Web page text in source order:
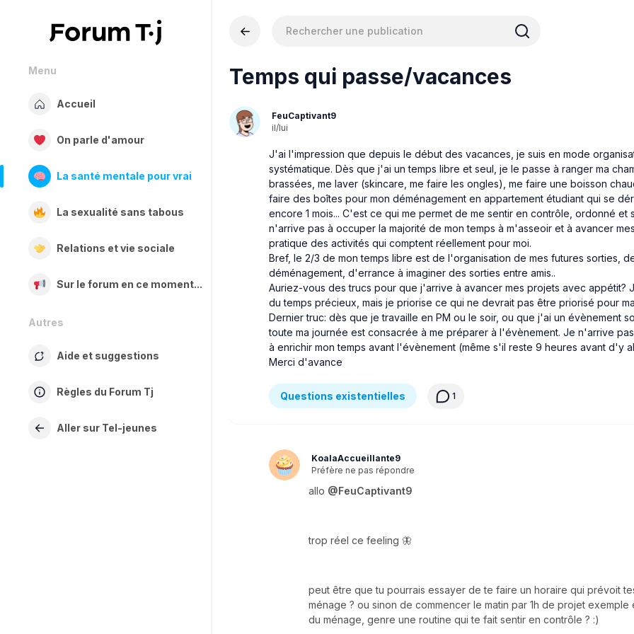
Menu
Accueil
On parle d'amour
La santé mentale pour vrai
La sexualité sans tabous
Relations et vie sociale
Sur le forum en ce moment...
Autres
Aide et suggestions
Règles du Forum Tj
Aller sur Tel-jeunes
Temps qui passe/vacances
FeuCaptivant9
il/lui
J'ai l'impression que depuis le début des vacances, je suis en mode
systématique. Dès que j'ai un temps libre et seul, je le passe à ranger ma
brassées, me laver (skincare, me faire les ongles), me faire une boisson
faire des boîtes pour mon déménagement en appartement étudiant qui se
encore 1 mois... C'est ce qui me permet de me sentir en contrôle, ordonné et
n'arrive pas à occuper la majorité de mon temps à m'asseoir et à avancer
pratique des activités qui comptent réellement pour moi.
Bref, le 2/3 de mon temps libre est de l'organisation de mes futures sorties,
déménagement, d'errance à imaginer des sorties entre amis..
Auriez-vous des trucs pour que j'arrive à avancer mes projets avec appétit?
du temps précieux, mais je priorise ce qui ne devrait pas être priorisé pour
Dernier truc: dès que je travaille en PM ou le soir, ou que j'ai un évènement
toute ma journée est consacrée à me préparer à l'évènement. Je n'arrive
à enrichir mon temps avant l'évènement (même s'il reste 9 heures avant d'y
Merci d'avance
Questions existentielles 1
KoalaAccueillante9
Préfère ne pas répondre
allo @FeuCaptivant9
trop réel ce feeling 🦋
peut être que tu pourrais essayer de te faire un horaire qui prévoit
ménage ? ou sinon de commencer le matin par 1h de projet exemple
du ménage, genre une routine qui te fait sentir en contrôle ? :)